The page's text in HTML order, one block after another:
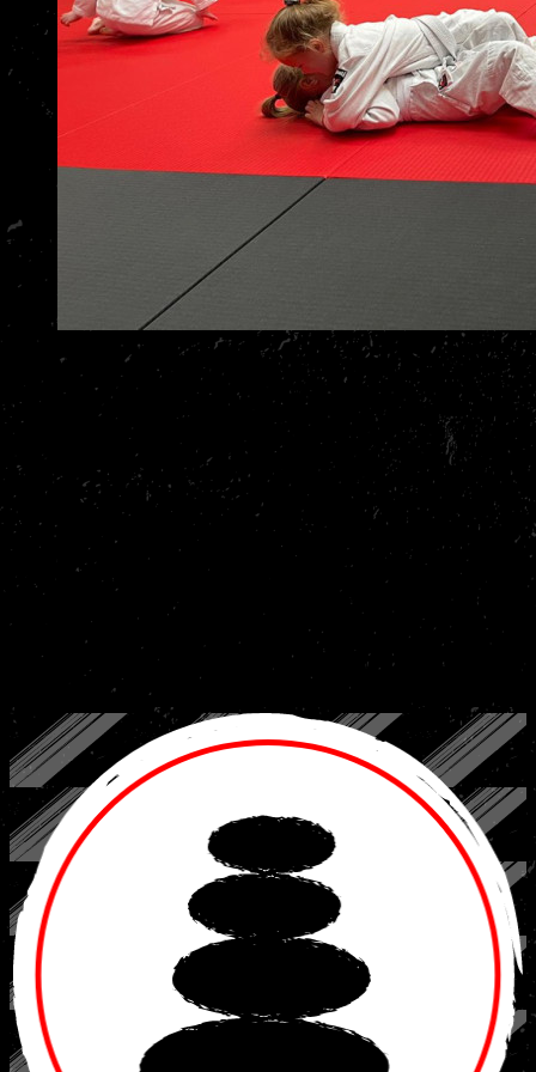
Elke les begint met een vrolijke warming-up: rennen, spelletjes en
oefeningen waarin rollen, vallen en balans spelenderwijs aan bod
komen. Daarna leren de kinderen onder begeleiding van een
professionele trainer nieuwe technieken — worpen en grepen bij
judo, controle en ontsnappingen bij BJJ. We sluiten af met leuke
partijtjes en spellen, zodat ieder kind met een grote glimlach naar
huis gaat.
De jeugdlessen zijn er voor kinderen en jongeren die kennis willen
maken met judo en BJJ. Voorkennis is niet nodig en een eigen pak
hoef je in het begin nog niet te hebben. Nieuwsgierig geworden?
Kom langs voor twee gratis proeflessen en ervaar zelf hoe leuk
vechtsport bij Nakama is. Je bent van harte welkom!
Judo en BJJ: voor ieder kind, op zijn of haar eigen
tempo.